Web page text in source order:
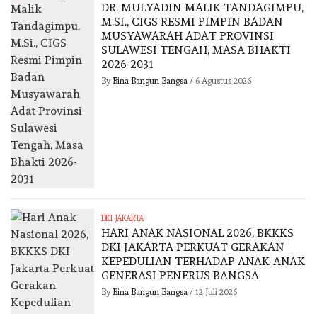
DR. MULYADIN MALIK TANDAGIMPU,
M.SI., CIGS RESMI PIMPIN BADAN
MUSYAWARAH ADAT PROVINSI
SULAWESI TENGAH, MASA BHAKTI
2026-2031
By Bina Bangun Bangsa/ 6 Agustus 2026
DKI JAKARTA
HARI ANAK NASIONAL 2026, BKKKS
DKI JAKARTA PERKUAT GERAKAN
KEPEDULIAN TERHADAP ANAK-ANAK
GENERASI PENERUS BANGSA
By Bina Bangun Bangsa/ 12 Juli 2026